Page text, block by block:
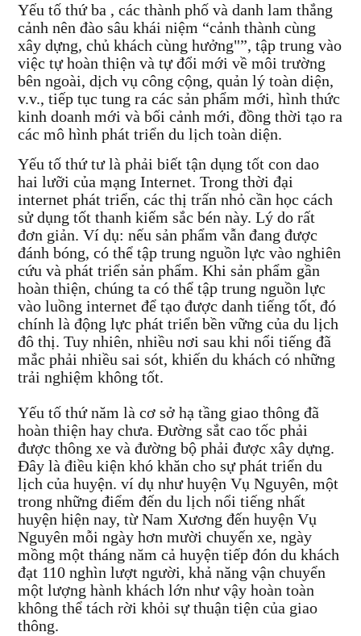
Yếu tố thứ ba , các thành phố và danh lam thắng
cảnh nên đào sâu khái niệm “cảnh thành cùng
xây dựng, chủ khách cùng hưởng"”, tập trung vào
việc tự hoàn thiện và tự đổi mới về môi trường
bên ngoài, dịch vụ công cộng, quản lý toàn diện,
v.v., tiếp tục tung ra các sản phẩm mới, hình thức
kinh doanh mới và bối cảnh mới, đồng thời tạo ra
các mô hình phát triển du lịch toàn diện.
Yếu tố thứ tư là phải biết tận dụng tốt con dao
hai lưỡi của mạng Internet. Trong thời đại
internet phát triển, các thị trấn nhỏ cần học cách
sử dụng tốt thanh kiếm sắc bén này. Lý do rất
đơn giản. Ví dụ: nếu sản phẩm vẫn đang được
đánh bóng, có thể tập trung nguồn lực vào nghiên
cứu và phát triển sản phẩm. Khi sản phẩm gần
hoàn thiện, chúng ta có thể tập trung nguồn lực
vào luồng internet để tạo được danh tiếng tốt, đó
chính là động lực phát triển bền vững của du lịch
đô thị. Tuy nhiên, nhiều nơi sau khi nổi tiếng đã
mắc phải nhiều sai sót, khiến du khách có những
trải nghiệm không tốt.
Yếu tố thứ năm là cơ sở hạ tầng giao thông đã
hoàn thiện hay chưa. Đường sắt cao tốc phải
được thông xe và đường bộ phải được xây dựng.
Đây là điều kiện khó khăn cho sự phát triển du
lịch của huyện. ví dụ như huyện Vụ Nguyên, một
trong những điểm đến du lịch nổi tiếng nhất
huyện hiện nay, từ Nam Xương đến huyện Vụ
Nguyên mỗi ngày hơn mười chuyến xe, ngày
mồng một tháng năm cả huyện tiếp đón du khách
đạt 110 nghìn lượt người, khả năng vận chuyển
một lượng hành khách lớn như vậy hoàn toàn
không thể tách rời khỏi sự thuận tiện của giao
thông.